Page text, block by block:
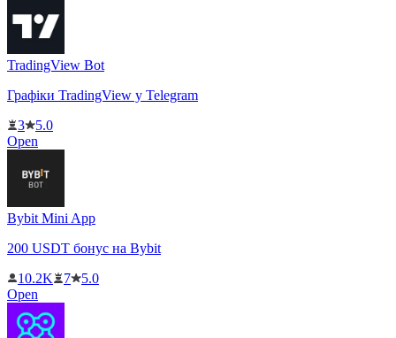
TradingView Bot
Графіки TradingView у Telegram
3
5.0
Open
Bybit Mini App
200 USDT бонус на Bybit
10.2K
7
5.0
Open